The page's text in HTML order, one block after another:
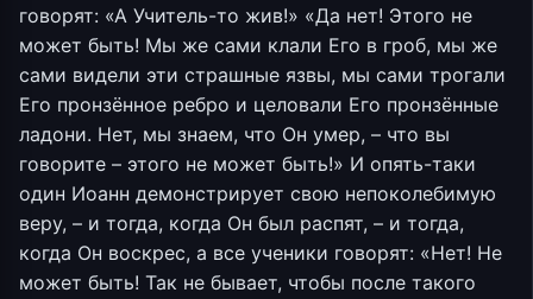
говорят: «А Учитель-то жив!» «Да нет! Этого не
может быть! Мы же сами клали Его в гроб, мы же
сами видели эти страшные язвы, мы сами трогали
Его пронзённое ребро и целовали Его пронзённые
ладони. Нет, мы знаем, что Он умер, – что вы
говорите – этого не может быть!» И опять-таки
один Иоанн демонстрирует свою непоколебимую
веру, – и тогда, когда Он был распят, – и тогда,
когда Он воскрес, а все ученики говорят: «Нет! Не
может быть! Так не бывает, чтобы после такого